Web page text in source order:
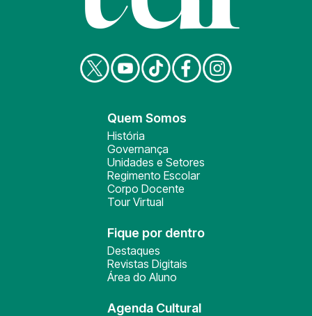
Quem Somos
História
Governança
Unidades e Setores
Regimento Escolar
Corpo Docente
Tour Virtual
Fique por dentro
Destaques
Revistas Digitais
Área do Aluno
Agenda Cultural